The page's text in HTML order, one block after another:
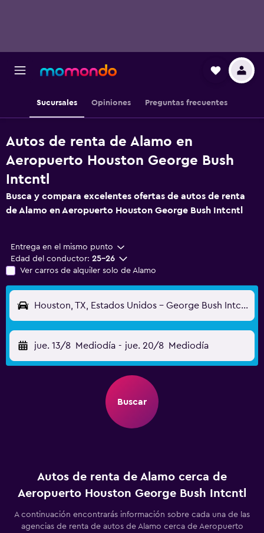
Sucursales Opiniones Preguntas frecuentes
Autos de renta de Alamo en
Aeropuerto Houston George Bush
Intcntl
Busca y compara excelentes ofertas de autos de renta
de Alamo en Aeropuerto Houston George Bush Intcntl
Entrega en el mismo punto
Edad del conductor: 25-26
Ver carros de alquiler solo de Alamo
Houston, TX, Estados Unidos - George Bush Intcntl (IAH)
jue. 13/8 Mediodía - jue. 20/8 Mediodía
Buscar
Autos de renta de Alamo cerca de
Aeropuerto Houston George Bush Intcntl
A continuación encontrarás información sobre cada una de las
agencias de renta de autos de Alamo cerca de Aeropuerto